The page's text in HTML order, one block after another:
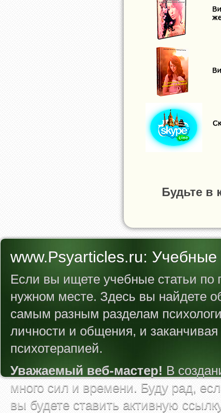
Будьте в
www.Psyarticles.ru: Учебные
Если вы ищете учебные статьи по
нужном месте. Здесь вы найдете
самым разным разделам
личности и общения, и
психотерапией.
Уважаемый веб-мастер! В
много сил и времени. Буду рад,
вы будете ставить активную